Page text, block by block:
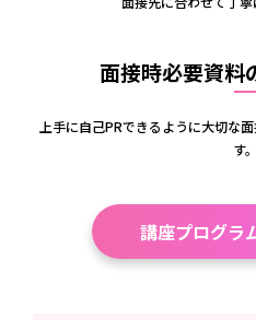
面接時必要資料
上手に自己PRできるように大切な
す。
講座プログラ